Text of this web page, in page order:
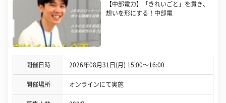
【中部電力】「きれいごと」を貫き、
想いを形にする！中部電
開催日時 2026年08月31日(月) 15:00〜16:00
開催場所 オンラインにて実施